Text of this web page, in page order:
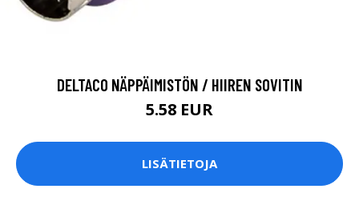
DELTACO NÄPPÄIMISTÖN / HIIREN SOVITIN
5.58 EUR
LISÄTIETOJA